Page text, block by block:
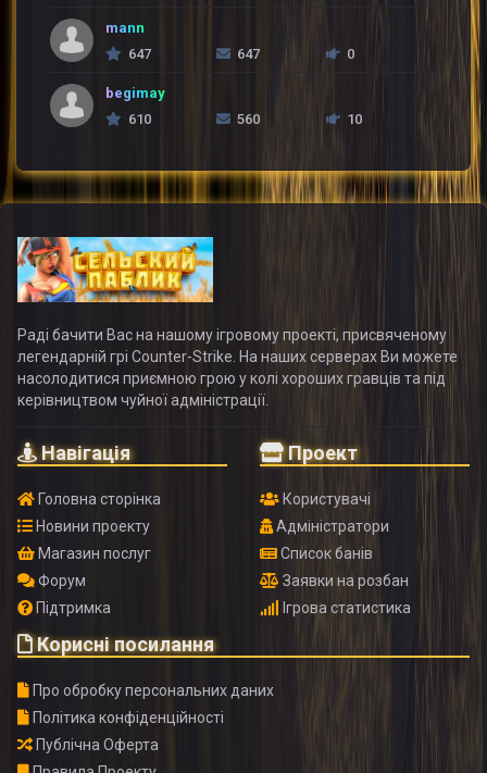
mann
647
647 0
begimay
610
560 10
Раді бачити Вас на нашому ігровому проекті, присвяченому
легендарній грі Counter-Strike. На наших серверах Ви можете
насолодитися приємною грою у колі хороших гравців та під
керівництвом чуйної адміністрації.
Навігація
Головна сторінка
Новини проекту
Магазин послуг
Форум
Підтримка
Проект
Користувачі
Адміністратори
Список банів
Заявки на розбан
Ігрова статистика
Корисні посилання
Про обробку персональних даних
Політика конфіденційності
Публічна Оферта